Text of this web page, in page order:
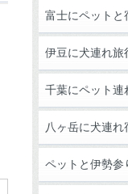
富士にペットと
伊豆に犬連れ旅
千葉にペット連
八ヶ岳に犬連れ
ペットと伊勢参